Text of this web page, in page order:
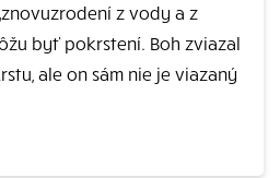
z vody a z
byť pokrstení. Boh zviazal
ale on sám nie je viazaný